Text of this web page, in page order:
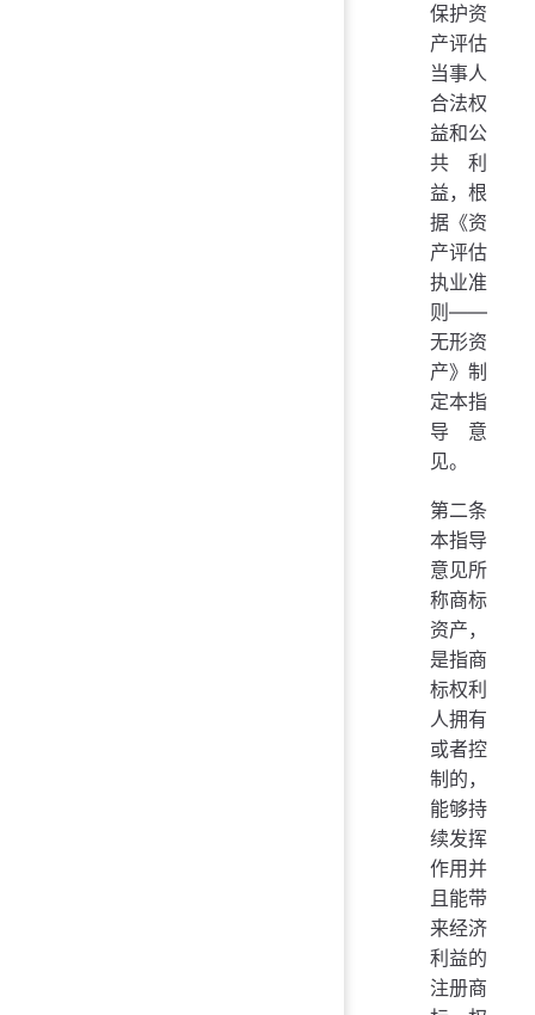
保护资
产评估
当事人
合法权
益和公
共利
益，根
据《资
产评估
执业准
则——
无形资
产》制
定本指
导意
见。
第二条
本指导
意见所
称商标
资产，
是指商
标权利
人拥有
或者控
制的，
能够持
续发挥
作用并
且能带
来经济
利益的
注册商